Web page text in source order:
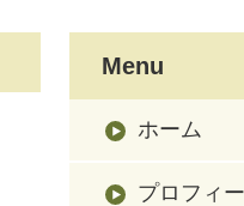
Menu
ホーム
プロフィ